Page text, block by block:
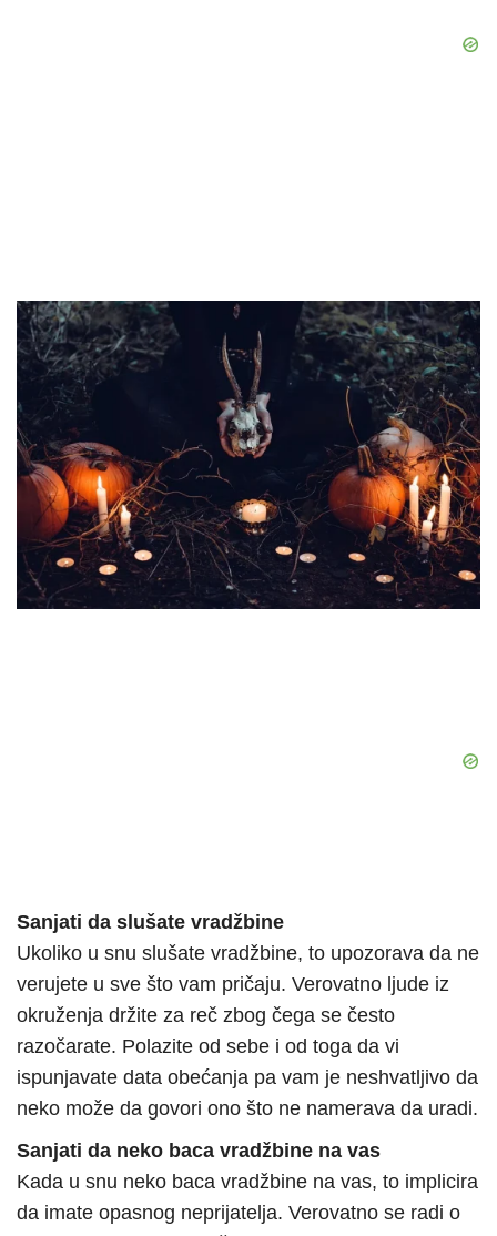
Sanjati da slušate vradžbine
Ukoliko u snu slušate vradžbine, to upozorava da ne
verujete u sve što vam pričaju. Verovatno ljude iz
okruženja držite za reč zbog čega se često
razočarate. Polazite od sebe i od toga da vi
ispunjavate data obećanja pa vam je neshvatljivo da
neko može da govori ono što ne namerava da uradi.
Sanjati da neko baca vradžbine na vas
Kada u snu neko baca vradžbine na vas, to implicira
da imate opasnog neprijatelja. Verovatno se radi o